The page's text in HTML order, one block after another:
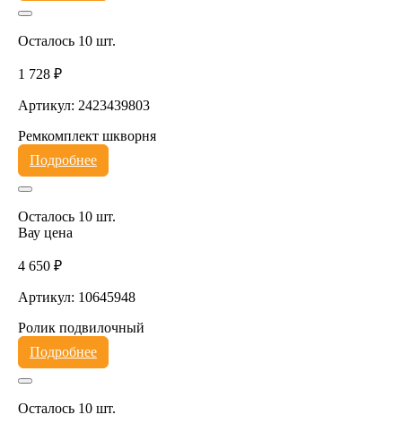
Осталось 10 шт.
1 728 ₽
Артикул: 2423439803
Ремкомплект шкворня
Подробнее
Осталось 10 шт.
Вау цена
4 650 ₽
Артикул: 10645948
Ролик подвилочный
Подробнее
Осталось 10 шт.